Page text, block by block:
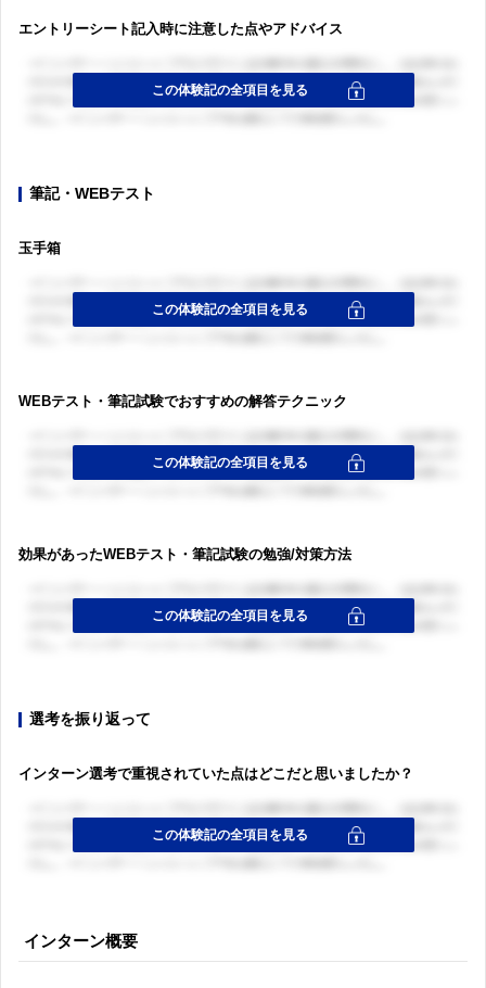
エントリーシート記入時に注意した点やアドバイス
筆記・WEBテスト
玉手箱
WEBテスト・筆記試験でおすすめの解答テクニック
効果があったWEBテスト・筆記試験の勉強/対策方法
選考を振り返って
インターン選考で重視されていた点はどこだと思いましたか？
インターン概要